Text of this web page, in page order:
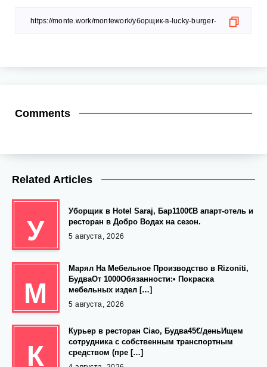
Comments
Related Articles
У
Уборщик в Hotel Saraj, Бар1100€В апарт-отель и
ресторан в Добро Водах на сезон.
5 августа, 2026
М
Марял На Мебельное Производство в Rizoniti,
БудваОт 1000Обязанности:• Покраска
мебельных издел […]
5 августа, 2026
К
Курьер в ресторан Ciao, Будва45€/деньИщем
сотрудника с собственным транспортным
средством (пре […]